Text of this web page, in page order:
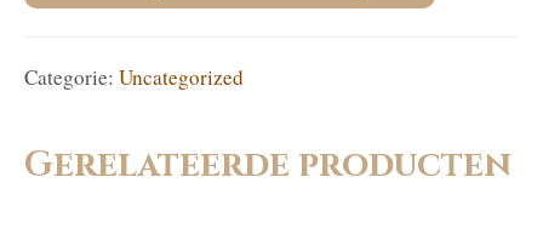
Categorie: Uncategorized
Gerelateerde producten